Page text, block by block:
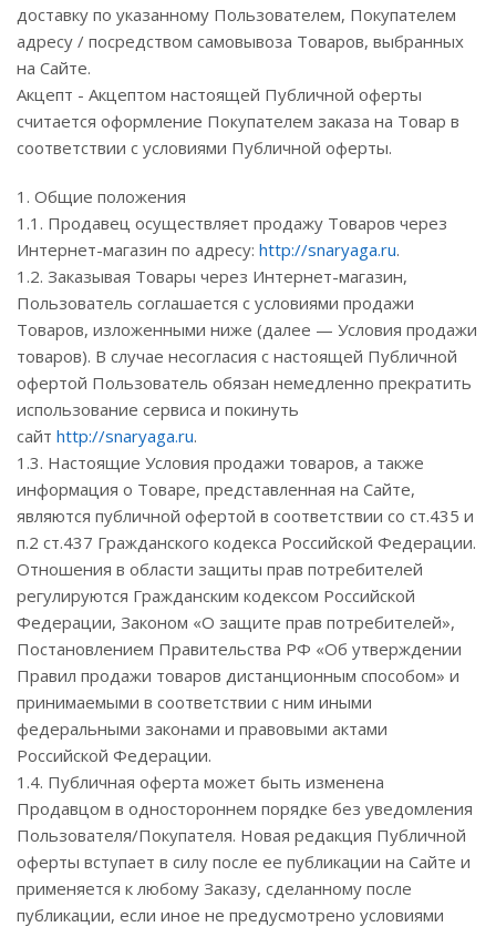
доставку по указанному Пользователем, Покупателем
адресу / посредством самовывоза Товаров, выбранных
на Сайте.
Акцепт - Акцептом настоящей Публичной оферты
считается оформление Покупателем заказа на Товар в
соответствии с условиями Публичной оферты.
1. Общие положения
1.1. Продавец осуществляет продажу Товаров через
Интернет-магазин по адресу: http://snaryaga.ru.
1.2. Заказывая Товары через Интернет-магазин,
Пользователь соглашается с условиями продажи
Товаров, изложенными ниже (далее — Условия продажи
товаров). В случае несогласия с настоящей Публичной
офертой Пользователь обязан немедленно прекратить
использование сервиса и покинуть
сайт http://snaryaga.ru.
1.3. Настоящие Условия продажи товаров, а также
информация о Товаре, представленная на Сайте,
являются публичной офертой в соответствии со ст.435 и
п.2 ст.437 Гражданского кодекса Российской Федерации.
Отношения в области защиты прав потребителей
регулируются Гражданским кодексом Российской
Федерации, Законом «О защите прав потребителей»,
Постановлением Правительства РФ «Об утверждении
Правил продажи товаров дистанционным способом» и
принимаемыми в соответствии с ним иными
федеральными законами и правовыми актами
Российской Федерации.
1.4. Публичная оферта может быть изменена
Продавцом в одностороннем порядке без уведомления
Пользователя/Покупателя. Новая редакция Публичной
оферты вступает в силу после ее публикации на Сайте и
применяется к любому Заказу, сделанному после
публикации, если иное не предусмотрено условиями